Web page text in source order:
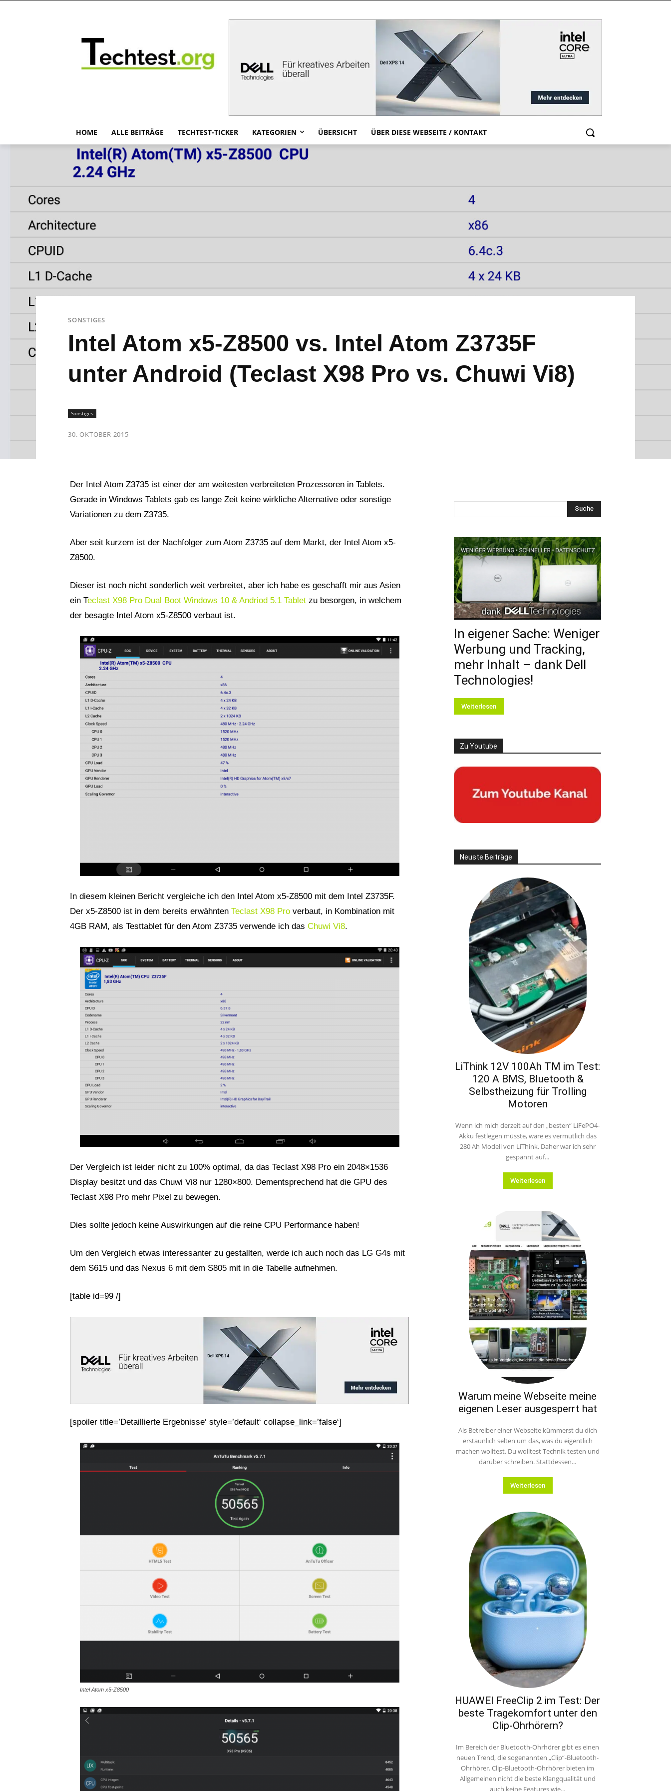
HOME ALLE BEITRÄGE TECHTEST-TICKER KATEGORIEN ÜBERSICHT ÜBER DIESE WEBSEITE / KONTAKT
SONSTIGES
Intel Atom x5-Z8500 vs. Intel Atom Z3735F
unter Android (Teclast X98 Pro vs. Chuwi Vi8)
-
Sonstiges
30. OKTOBER 2015
Der Intel Atom Z3735 ist einer der am weitesten verbreiteten Prozessoren in Tablets.
Gerade in Windows Tablets gab es lange Zeit keine wirkliche Alternative oder sonstige
Variationen zu dem Z3735.
Aber seit kurzem ist der Nachfolger zum Atom Z3735 auf dem Markt, der Intel Atom x5-
Z8500.
Dieser ist noch nicht sonderlich weit verbreitet, aber ich habe es geschafft mir aus Asien
ein Teclast X98 Pro Dual Boot Windows 10 & Andriod 5.1 Tablet zu besorgen, in welchem
der besagte Intel Atom x5-Z8500 verbaut ist.
In diesem kleinen Bericht vergleiche ich den Intel Atom x5-Z8500 mit dem Intel Z3735F.
Der x5-Z8500 ist in dem bereits erwähnten Teclast X98 Pro verbaut, in Kombination mit
4GB RAM, als Testtablet für den Atom Z3735 verwende ich das Chuwi Vi8.
Der Vergleich ist leider nicht zu 100% optimal, da das Teclast X98 Pro ein 2048×1536
Display besitzt und das Chuwi Vi8 nur 1280×800. Dementsprechend hat die GPU des
Teclast X98 Pro mehr Pixel zu bewegen.
Dies sollte jedoch keine Auswirkungen auf die reine CPU Performance haben!
Um den Vergleich etwas interessanter zu gestallten, werde ich auch noch das LG G4s mit
dem S615 und das Nexus 6 mit dem S805 mit in die Tabelle aufnehmen.
[table id=99 /]
[spoiler title=’Detaillierte Ergebnisse‘ style=’default‘ collapse_link=’false‘]
Intel Atom x5-Z8500
Suche
In eigener Sache: Weniger
Werbung und Tracking,
mehr Inhalt – dank Dell
Technologies!
Weiterlesen
Zu Youtube
Neuste Beiträge
LiThink 12V 100Ah TM im Test:
120 A BMS, Bluetooth &
Selbstheizung für Trolling
Motoren
Wenn ich mich derzeit auf den „besten“ LiFePO4-
Akku festlegen müsste, wäre es vermutlich das
280 Ah Modell von LiThink. Daher war ich sehr
gespannt auf...
Weiterlesen
Warum meine Webseite meine
eigenen Leser ausgesperrt hat
Als Betreiber einer Webseite kümmerst du dich
erstaunlich selten um das, was du eigentlich
machen wolltest. Du wolltest Technik testen und
darüber schreiben. Stattdessen...
Weiterlesen
HUAWEI FreeClip 2 im Test: Der
beste Tragekomfort unter den
Clip-Ohrhörern?
Im Bereich der Bluetooth-Ohrhörer gibt es einen
neuen Trend, die sogenannten „Clip“-Bluetooth-
Ohrhörer. Clip-Bluetooth-Ohrhörer bieten im
Allgemeinen nicht die beste Klangqualität und
auch keine Features wie...